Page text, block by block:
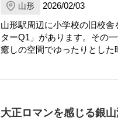
山形
2026/02/03
山形駅周辺に小学校の旧校
ターQ1」があります。その
癒しの空間でゆったりとした
大正ロマンを感じる銀